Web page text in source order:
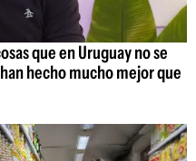
que en Uruguay no se
hecho mucho mejor que